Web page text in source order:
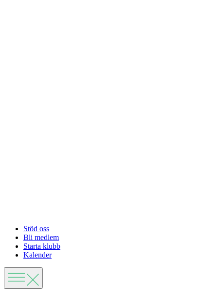
Stöd oss
Bli medlem
Starta klubb
Kalender